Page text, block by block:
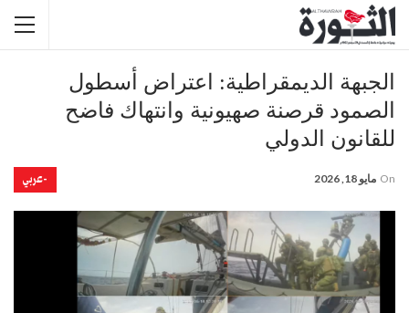
الجبهة الديمقراطية: اعتراض أسطول
الصمود قرصنة صهيونية وانتهاك فاضح
للقانون الدولي
-عربي On مايو 18, 2026